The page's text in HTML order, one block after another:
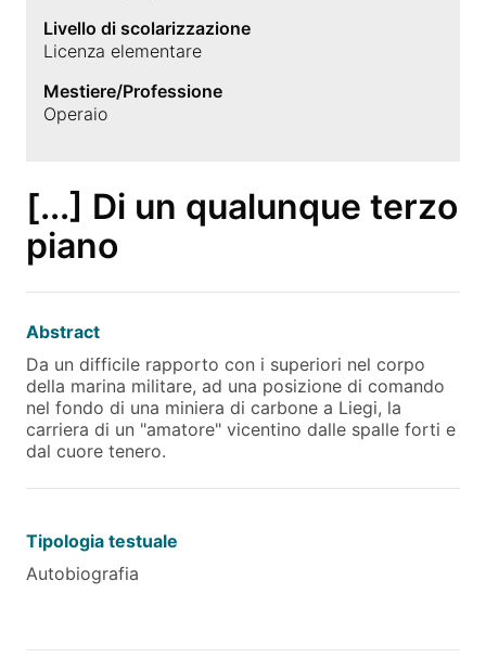
Livello di scolarizzazione
Licenza elementare
Mestiere/Professione
Operaio
[...] Di un qualunque terzo
piano
Abstract
Da un difficile rapporto con i superiori nel corpo
della marina militare, ad una posizione di comando
nel fondo di una miniera di carbone a Liegi, la
carriera di un "amatore" vicentino dalle spalle forti e
dal cuore tenero.
Tipologia testuale
Autobiografia